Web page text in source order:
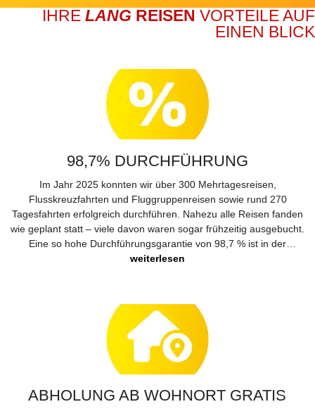
IHRE LANG REISEN VORTEILE AUF
EINEN BLICK
98,7% DURCHFÜHRUNG
Im Jahr 2025 konnten wir über 300 Mehrtagesreisen,
Flusskreuzfahrten und Fluggruppenreisen sowie rund 270
Tagesfahrten erfolgreich durchführen. Nahezu alle Reisen fanden
wie geplant statt – viele davon waren sogar frühzeitig ausgebucht.
Eine so hohe Durchführungsgarantie von 98,7 % ist in der
Reisebranche keine Selbstverständlichkeit. Sie ist das Ergebnis
Gefühl und dürfen sich mit großer Sicherheit auf Ihre Reise
freuen. Planungssicherheit, Verlässlichkeit und Vorfreude – das ist
unser Versprechen an Sie.
weiterlesen
ABHOLUNG AB WOHNORT GRATIS